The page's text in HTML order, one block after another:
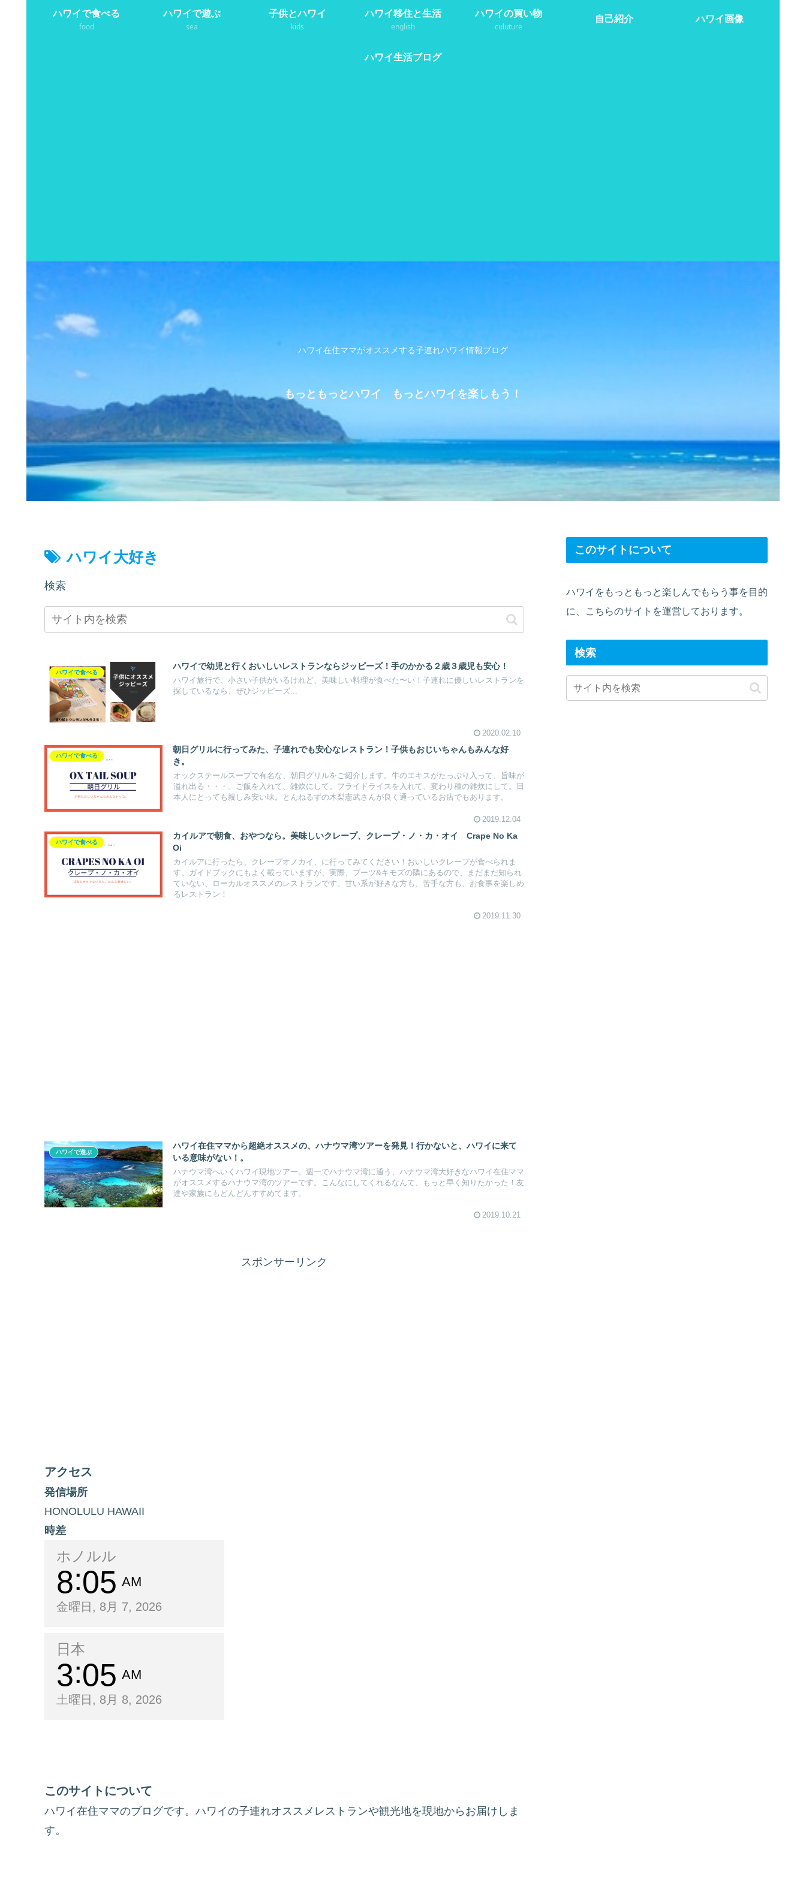
ハワイ在住ママがオススメする子連れハワイ情報ブログ
もっともっとハワイ もっとハワイを楽しもう！
ハワイで食べる
food
ハワイで遊ぶ
sea
子供とハワイ
kids
ハワイ移住と生活
english
ハワイの買い物
culuture
自己紹介 ハワイ画像
ハワイ生活ブログ
ハワイ大好き
検索
ハワイで食べる
ハワイで幼児と行くおいしいレストランならジッピーズ！手のかかる２歳３歳児も安心！
ハワイ旅行で、小さい子供がいるけれど、美味しい料理が食べた〜い！子連れに優しいレストランを
探しているなら、ぜひジッピーズ...
2020.02.10
ハワイで食べる
朝日グリルに行ってみた、子連れでも安心なレストラン！子供もおじいちゃんもみんな好
き。
オックステールスープで有名な、朝日グリルをご紹介します。牛のエキスがたっぷり入って、旨味が
溢れ出る・・・。ご飯を入れて、雑炊にして。フライドライスを入れて、変わり種の雑炊にして。日
本人にとっても親しみ安い味。とんねるずの木梨憲武さんが良く通っているお店でもあります。
2019.12.04
ハワイで食べる
カイルアで朝食、おやつなら。美味しいクレープ、クレープ・ノ・カ・オイ Crape No Ka
Oi
カイルアに行ったら、クレープオノカイ、に行ってみてください！おいしいクレープが食べられま
す。ガイドブックにもよく載っていますが、実際、ブーツ&キモズの隣にあるので、まだまだ知られ
ていない、ローカルオススメのレストランです。甘い系が好きな方も、苦手な方も、お食事を楽しめ
るレストラン！
2019.11.30
ハワイで遊ぶ
ハワイ在住ママから超絶オススメの、ハナウマ湾ツアーを発見！行かないと、ハワイに来て
いる意味がない！。
ハナウマ湾へいくハワイ現地ツアー。週一でハナウマ湾に通う、ハナウマ湾大好きなハワイ在住ママ
がオススメするハナウマ湾のツアーです。こんなにしてくれるなんて、もっと早く知りたかった！友
達や家族にもどんどんすすめてます。
2019.10.21
スポンサーリンク
アクセス
発信場所
HONOLULU HAWAII
時差
ホノルル
8 05 AM
金曜日, 8月 7, 2026
日本
3 05 AM
土曜日, 8月 8, 2026
このサイトについて
ハワイ在住ママのブログです。ハワイの子連れオススメレストランや観光地を現地からお届けしま
す。
このサイトについて
ハワイをもっともっと楽しんでもらう事を目的
に、こちらのサイトを運営しております。
検索